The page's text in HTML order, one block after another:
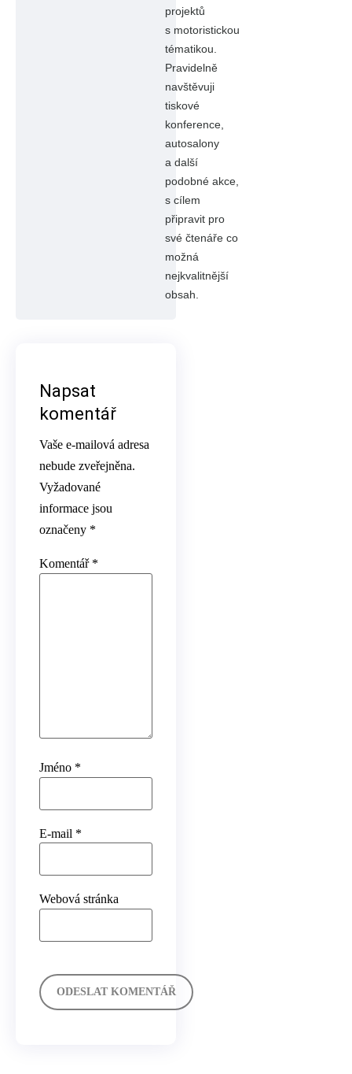
projektů
s motoristickou
tématikou.
Pravidelně
navštěvuji
tiskové
konference,
autosalony
a další
podobné akce,
s cílem
připravit pro
své čtenáře co
možná
nejkvalitnější
obsah.
Napsat
komentář
Vaše e-mailová adresa
nebude zveřejněna.
Vyžadované
informace jsou
označeny *
Komentář *
Jméno *
E-mail *
Webová stránka